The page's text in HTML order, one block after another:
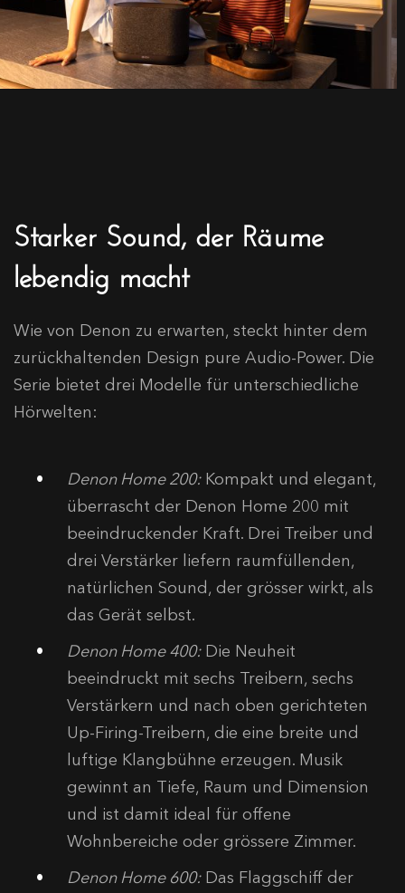
Starker Sound, der Räume
lebendig macht
Wie von Denon zu erwarten, steckt hinter dem
zurückhaltenden Design pure Audio-Power. Die
Serie bietet drei Modelle für unterschiedliche
Hörwelten:
Denon Home 200:Kompakt und elegant,
überrascht der Denon Home 200 mit
beeindruckender Kraft. Drei Treiber und
drei Verstärker liefern raumfüllenden,
natürlichen Sound, der grösser wirkt, als
das Gerät selbst.
Denon Home 400:Die Neuheit
beeindruckt mit sechs Treibern, sechs
Verstärkern und nach oben gerichteten
Up-Firing-Treibern, die eine breite und
luftige Klangbühne erzeugen. Musik
gewinnt an Tiefe, Raum und Dimension
und ist damit ideal für offene
Wohnbereiche oder grössere Zimmer.
Denon Home 600:Das Flaggschiff der